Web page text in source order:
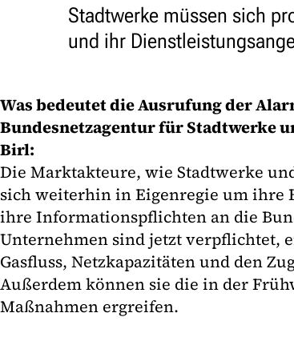
Stadtwerke müssen sich
und ihr
Was bedeutet die Ausrufung der
Bundesnetzagentur für Stadtwerke
Birl:
Die Marktakteure, wie Stadtwerke
sich weiterhin in Eigenregie um ihre
ihre Informationspflichten an die
Unternehmen sind jetzt verpflichtet,
Gasfluss, Netzkapazitäten und den
Außerdem können sie die in der
Maßnahmen ergreifen.